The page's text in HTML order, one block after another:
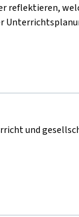
reflektieren,
und